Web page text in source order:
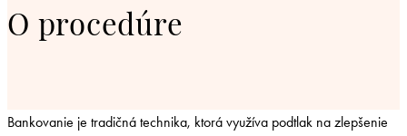
O procedúre
Bankovanie je tradičná technika, ktorá využíva podtlak na zlepšenie